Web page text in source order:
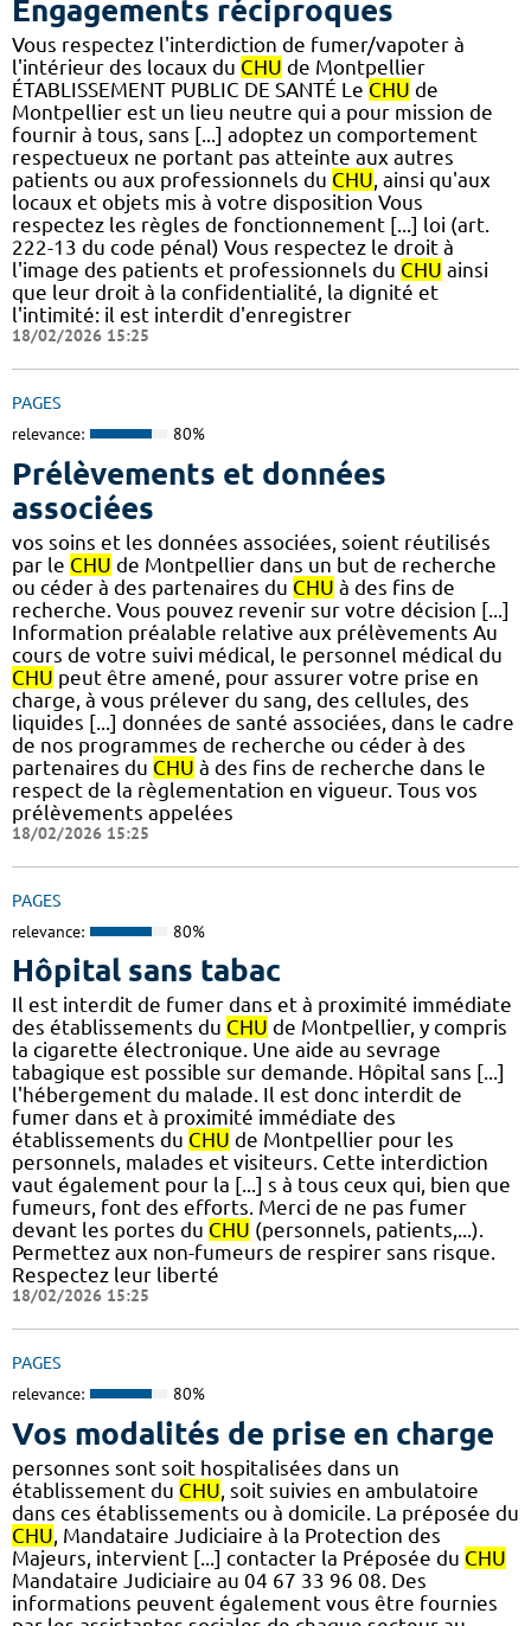
Engagements réciproques
Vous respectez l'interdiction de fumer/vapoter à
l'intérieur des locaux du CHU de Montpellier
ÉTABLISSEMENT PUBLIC DE SANTÉ Le CHU de
Montpellier est un lieu neutre qui a pour mission de
fournir à tous, sans [...] adoptez un comportement
respectueux ne portant pas atteinte aux autres
patients ou aux professionnels du CHU, ainsi qu'aux
locaux et objets mis à votre disposition Vous
respectez les règles de fonctionnement [...] loi (art.
222-13 du code pénal) Vous respectez le droit à
l'image des patients et professionnels du CHU ainsi
que leur droit à la confidentialité, la dignité et
l'intimité: il est interdit d'enregistrer
18/02/2026 15:25
PAGES
relevance: 80%
Prélèvements et données
associées
vos soins et les données associées, soient réutilisés
par le CHU de Montpellier dans un but de recherche
ou céder à des partenaires du CHU à des fins de
recherche. Vous pouvez revenir sur votre décision [...]
Information préalable relative aux prélèvements Au
cours de votre suivi médical, le personnel médical du
CHU peut être amené, pour assurer votre prise en
charge, à vous prélever du sang, des cellules, des
liquides [...] données de santé associées, dans le cadre
de nos programmes de recherche ou céder à des
partenaires du CHU à des fins de recherche dans le
respect de la règlementation en vigueur. Tous vos
prélèvements appelées
18/02/2026 15:25
PAGES
relevance: 80%
Hôpital sans tabac
Il est interdit de fumer dans et à proximité immédiate
des établissements du CHU de Montpellier, y compris
la cigarette électronique. Une aide au sevrage
tabagique est possible sur demande. Hôpital sans [...]
l'hébergement du malade. Il est donc interdit de
fumer dans et à proximité immédiate des
établissements du CHU de Montpellier pour les
personnels, malades et visiteurs. Cette interdiction
vaut également pour la [...] s à tous ceux qui, bien que
fumeurs, font des efforts. Merci de ne pas fumer
devant les portes du CHU (personnels, patients,...).
Permettez aux non-fumeurs de respirer sans risque.
Respectez leur liberté
18/02/2026 15:25
PAGES
relevance: 80%
Vos modalités de prise en charge
personnes sont soit hospitalisées dans un
établissement du CHU , soit suivies en ambulatoire
dans ces établissements ou à domicile. La préposée du
CHU , Mandataire Judiciaire à la Protection des
Majeurs, intervient [...] contacter la Préposée du CHU
Mandataire Judiciaire au 04 67 33 96 08. Des
informations peuvent également vous être fournies